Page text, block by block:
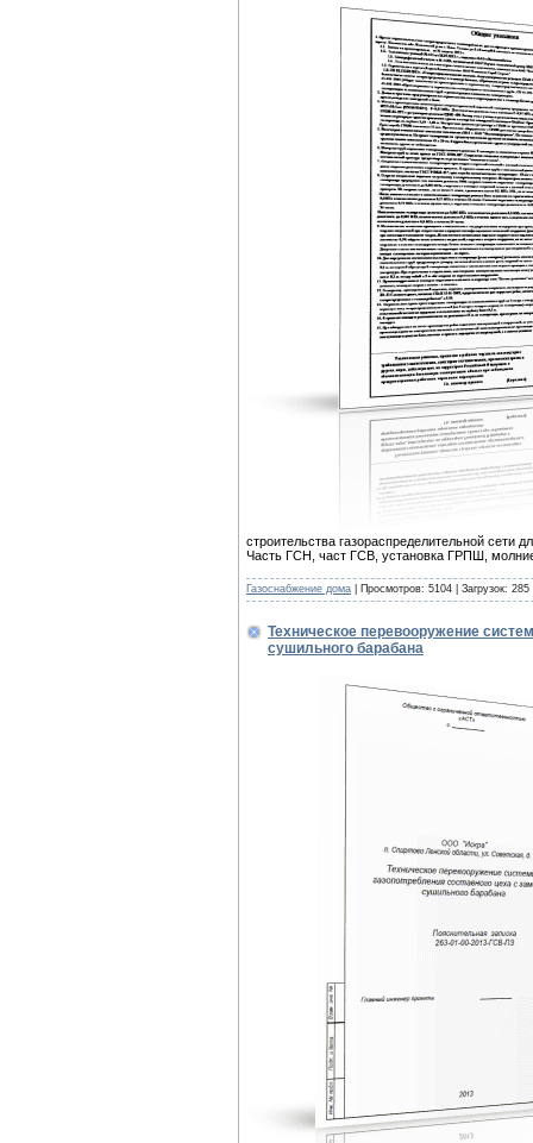
строительства газораспределительной сети
Часть ГСН, част ГСВ, установка ГРПШ,
Газоснабжение дома | Просмотров: 5104 | Загрузок:
Техническое перевооружение
сушильного барабана